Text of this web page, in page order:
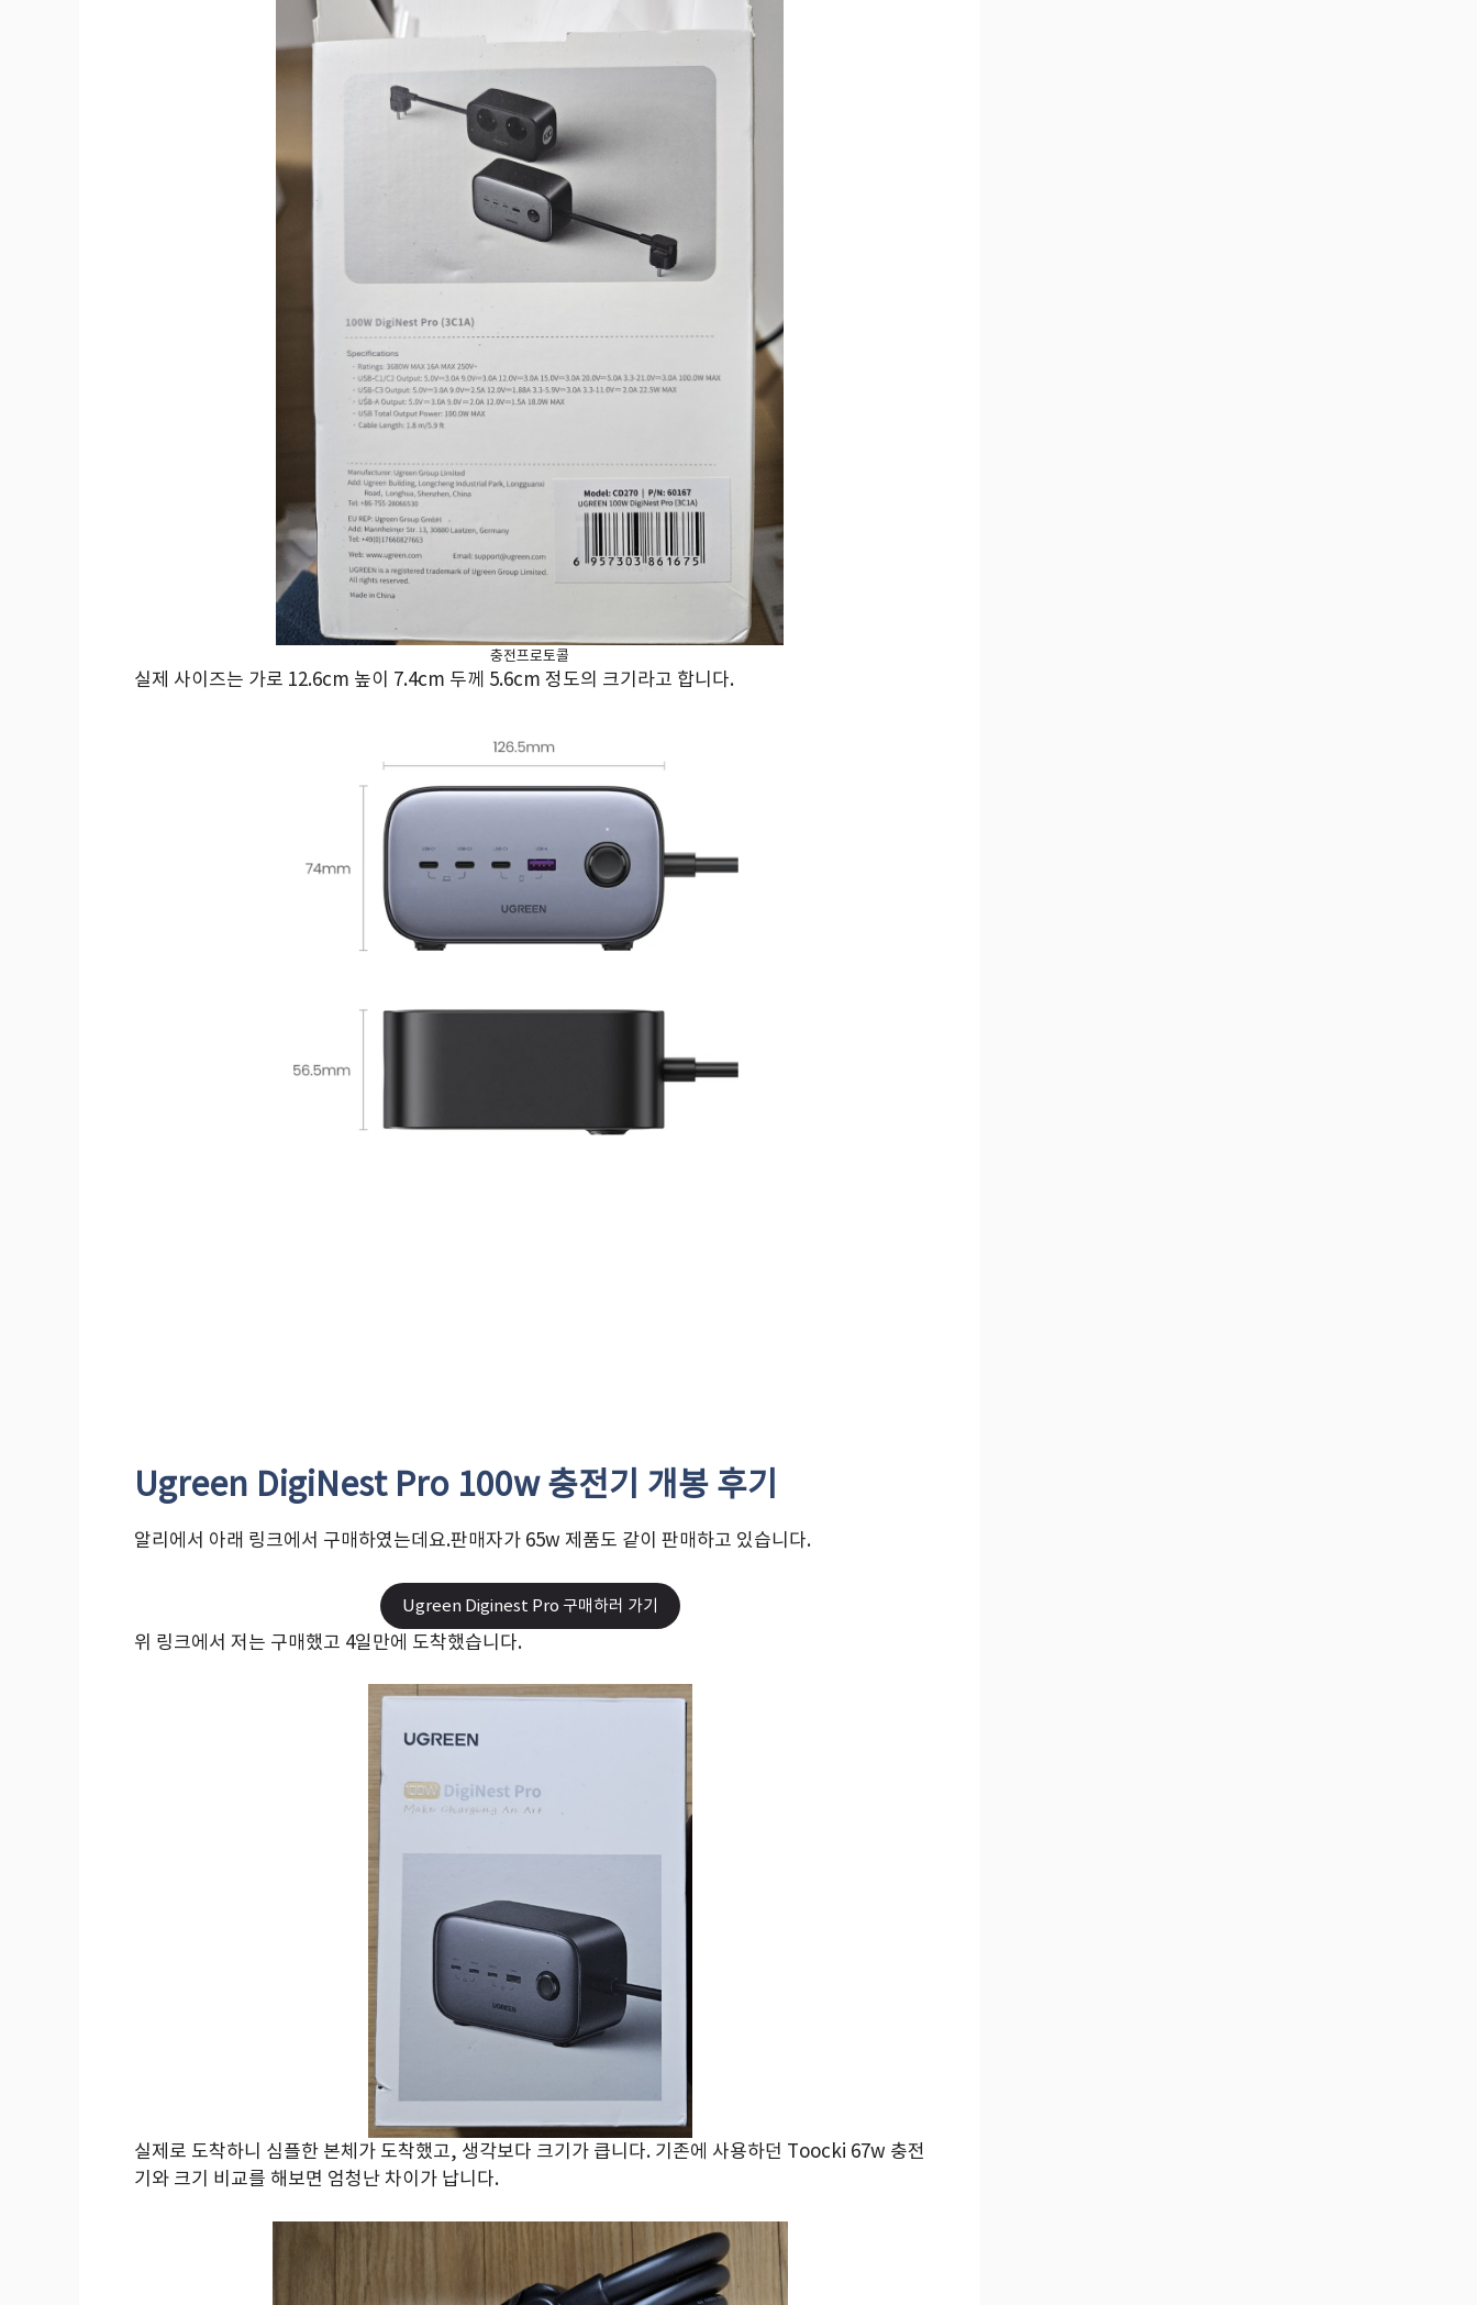
충전프로토콜
실제 사이즈는 가로 12.6cm 높이 7.4cm 두께 5.6cm 정도의 크기라고 합니다.
Ugreen DigiNest Pro 100w 충전기 개봉 후기
알리에서 아래 링크에서 구매하였는데요.판매자가 65w 제품도 같이 판매하고 있습니다.
Ugreen Diginest Pro 구매하러 가기
위 링크에서 저는 구매했고 4일만에 도착했습니다.
실제로 도착하니 심플한 본체가 도착했고, 생각보다 크기가 큽니다. 기존에 사용하던 Toocki 67w 충전
기와 크기 비교를 해보면 엄청난 차이가 납니다.